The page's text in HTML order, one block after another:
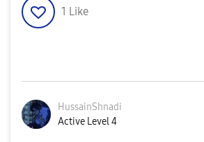
1 Like
HussainShnadi
Active Level 4